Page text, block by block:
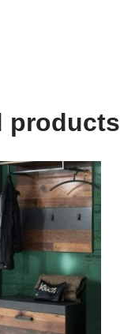
products